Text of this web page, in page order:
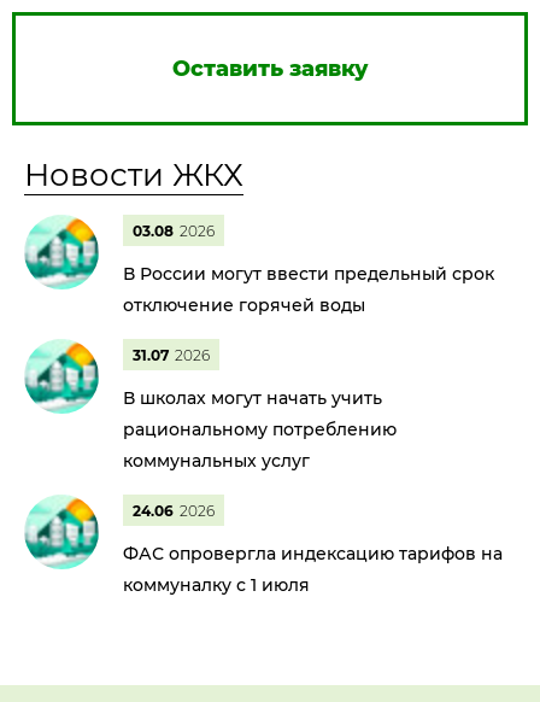
Оставить заявку
Новости ЖКХ
03.08 2026
В России могут ввести предельный срок
отключение горячей воды
31.07 2026
В школах могут начать учить
рациональному потреблению
коммунальных услуг
24.06 2026
ФАС опровергла индексацию тарифов на
коммуналку с 1 июля